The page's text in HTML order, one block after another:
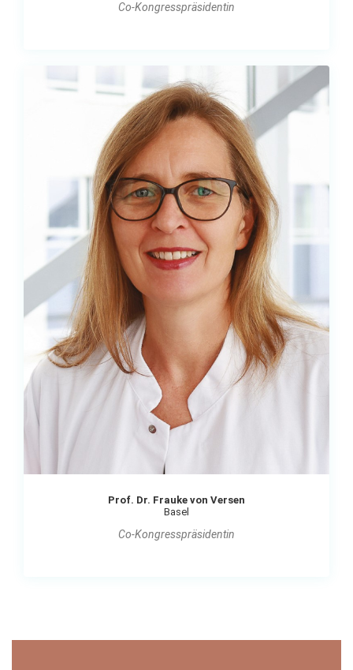
Co-Kongresspräsidentin
Prof. Dr. Frauke von Versen
Basel
Co-Kongresspräsidentin